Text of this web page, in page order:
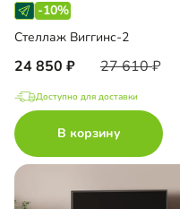
-10%
Стеллаж Виггинс-2
24 850 27 610
Доступно для доставки
В корзину